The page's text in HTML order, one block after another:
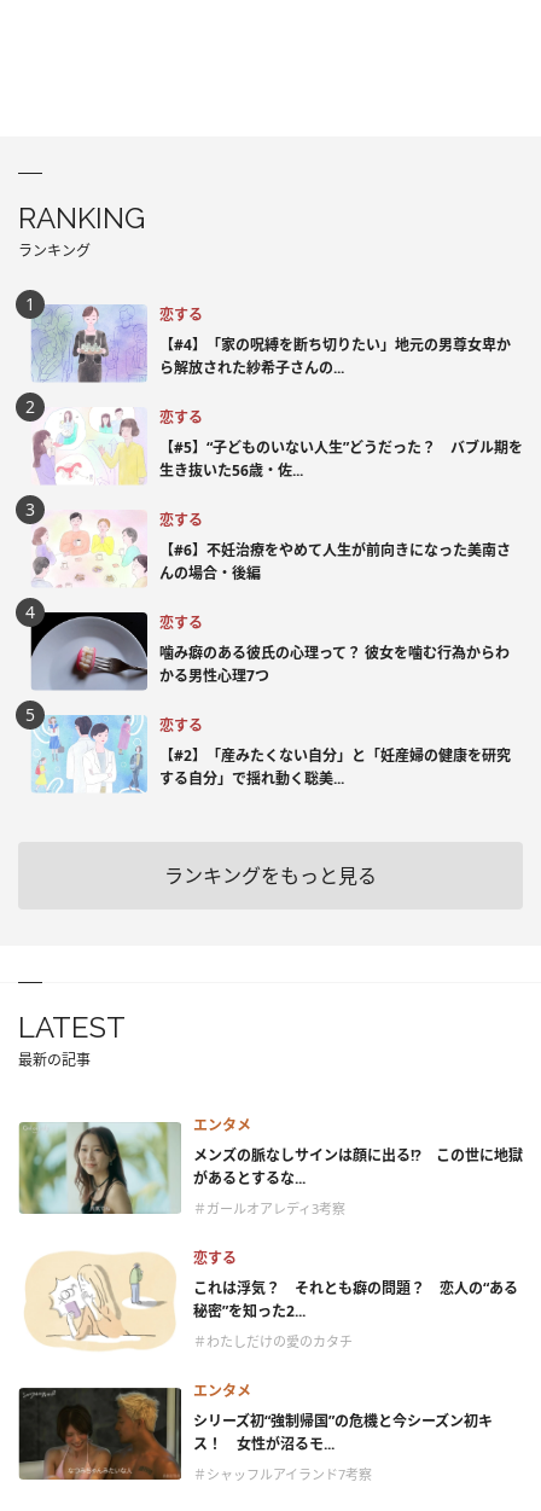
RANKING
ランキング
恋する
【#4】「家の呪縛を断ち切りたい」地元の男尊女卑か
ら解放された紗希子さんの...
恋する
【#5】“子どものいない人生”どうだった？ バブル期を
生き抜いた56歳・佐...
恋する
【#6】不妊治療をやめて人生が前向きになった美南さ
んの場合・後編
恋する
噛み癖のある彼氏の心理って？ 彼女を噛む行為からわ
かる男性心理7つ
恋する
【#2】「産みたくない自分」と「妊産婦の健康を研究
する自分」で揺れ動く聡美...
ランキングをもっと見る
LATEST
最新の記事
エンタメ
メンズの脈なしサインは顔に出る!? この世に地獄
があるとするな...
＃ガールオアレディ3考察
恋する
これは浮気？ それとも癖の問題？ 恋人の“ある
秘密”を知った2...
＃わたしだけの愛のカタチ
エンタメ
シリーズ初“強制帰国”の危機と今シーズン初キ
ス！ 女性が沼るモ...
＃シャッフルアイランド7考察